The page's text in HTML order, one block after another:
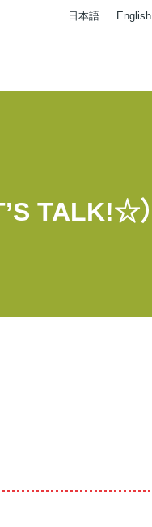
日本語 English
TALK!☆）